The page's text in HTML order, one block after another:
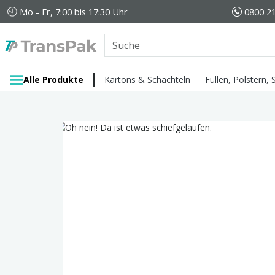
Mo - Fr, 7:00 bis 17:30 Uhr 0800
Alle Produkte Kartons & Schachteln Füllen, Polstern,